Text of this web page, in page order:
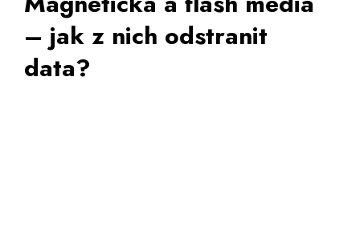
– jak z nich odstranit
data?